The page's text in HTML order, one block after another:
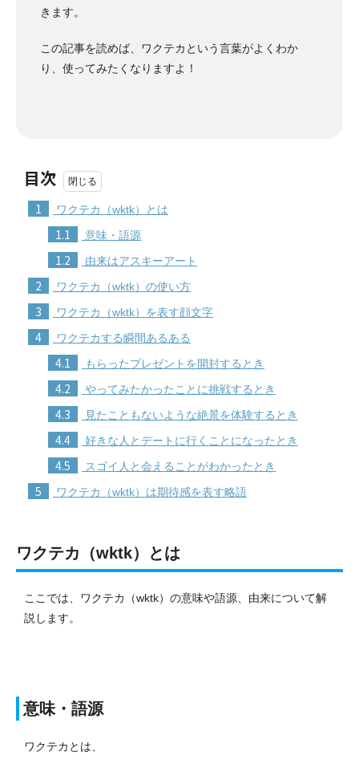
きます。
この記事を読めば、ワクテカという言葉がよくわか
り、使ってみたくなりますよ！
目次
1 ワクテカ（wktk）とは
1.1 意味・語源
1.2 由来はアスキーアート
2 ワクテカ（wktk）の使い方
3 ワクテカ（wktk）を表す顔文字
4 ワクテカする瞬間あるある
4.1 もらったプレゼントを開封するとき
4.2 やってみたかったことに挑戦するとき
4.3 見たこともないような絶景を体験するとき
4.4 好きな人とデートに行くことになったとき
4.5 スゴイ人と会えることがわかったとき
5 ワクテカ（wktk）は期待感を表す略語
ワクテカ（wktk）とは
ここでは、ワクテカ（wktk）の意味や語源、由来について解
説します。
意味・語源
ワクテカとは、